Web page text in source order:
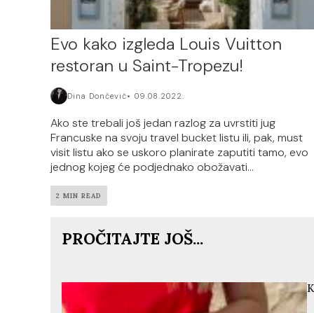
Evo kako izgleda Louis Vuitton
restoran u Saint-Tropezu!
Dina Dončević 09.08.2022.
Ako ste trebali još jedan razlog za uvrstiti jug
Francuske na svoju travel bucket listu ili, pak, must
visit listu ako se uskoro planirate zaputiti tamo, evo
jednog kojeg će podjednako obožavati...
2 MIN READ
PROČITAJTE JOŠ...